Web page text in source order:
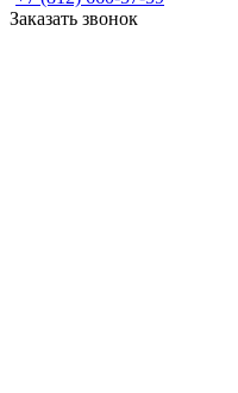
Заказать звонок